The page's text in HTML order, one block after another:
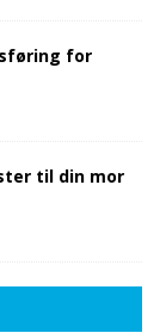
for
til din mor